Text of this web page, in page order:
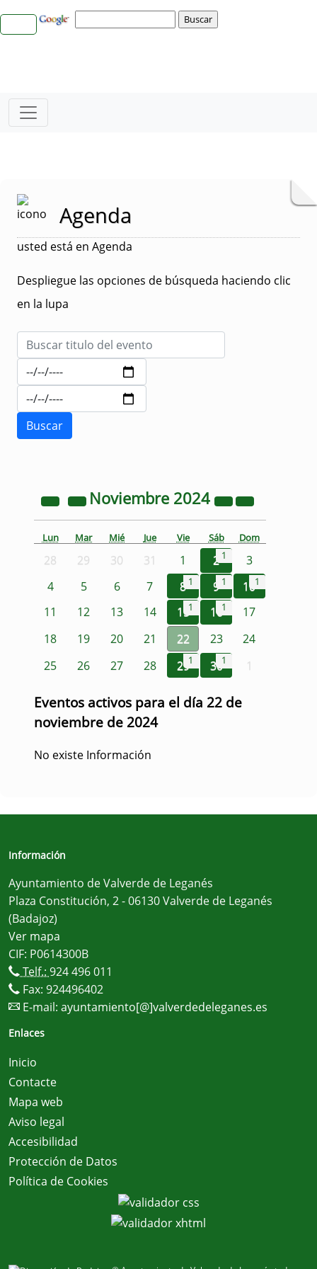
Agenda
usted está en Agenda
Despliegue las opciones de búsqueda haciendo clic
en la lupa
Noviembre 2024
Lun Mar Mié Jue Vie Sáb Dom
28 29 30 31 1 2 1
3
4
5 6 7 8 1 9 1 101
11 12 13 14 151 161
17
18
19 20 21 22 23
24
25
26 27 28 291 301 1
Eventos activos para el día 22 de
noviembre de 2024
No existe Información
Información
Ayuntamiento de Valverde de Leganés
Plaza Constitución, 2 - 06130 Valverde de Leganés
(Badajoz)
Ver mapa
CIF: P0614300B
Telf.: 924 496 011
Fax: 924496402
E-mail: ayuntamiento[@]valverdedeleganes.es
Enlaces
Inicio
Contacte
Mapa web
Aviso legal
Accesibilidad
Protección de Datos
Política de Cookies